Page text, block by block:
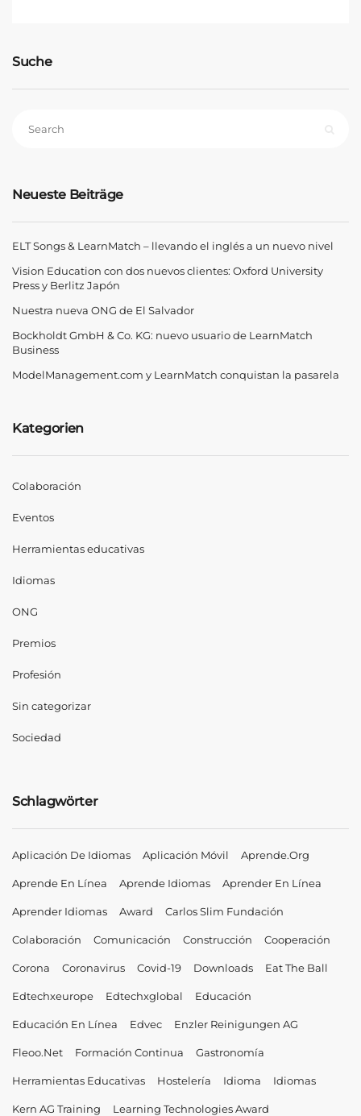
Suche
Neueste Beiträge
ELT Songs & LearnMatch – llevando el inglés a un nuevo nivel
Vision Education con dos nuevos clientes: Oxford University
Press y Berlitz Japón
Nuestra nueva ONG de El Salvador
Bockholdt GmbH & Co. KG: nuevo usuario de LearnMatch
Business
ModelManagement.com y LearnMatch conquistan la pasarela
Kategorien
Colaboración
Eventos
Herramientas educativas
Idiomas
ONG
Premios
Profesión
Sin categorizar
Sociedad
Schlagwörter
Aplicación De Idiomas Aplicación Móvil Aprende.org
Aprende En Línea Aprende Idiomas Aprender En Línea
Aprender Idiomas Award Carlos Slim Fundación
Colaboración Comunicación Construcción Cooperación
Corona Coronavirus Covid-19 Downloads Eat The Ball
Edtechxeurope Edtechxglobal Educación
Educación En Línea Edvec Enzler Reinigungen AG
Fleoo.net Formación Continua Gastronomía
Herramientas Educativas Hostelería Idioma Idiomas
Kern AG Training Learning Technologies Award